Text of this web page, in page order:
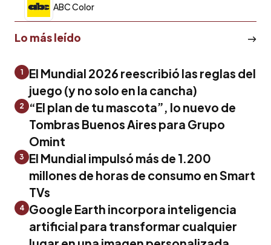
ABC Color
Lo más leído
1
El Mundial 2026 reescribió las reglas del
juego (y no solo en la cancha)
2
“El plan de tu mascota”, lo nuevo de
Tombras Buenos Aires para Grupo
Omint
3
El Mundial impulsó más de 1.200
millones de horas de consumo en Smart
TVs
4 Google Earth incorpora inteligencia
artificial para transformar cualquier